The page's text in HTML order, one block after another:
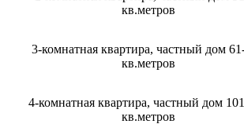
кв.метров
3-комнатная квартира, частный дом
кв.метров
4-комнатная квартира, частный дом
кв.метров